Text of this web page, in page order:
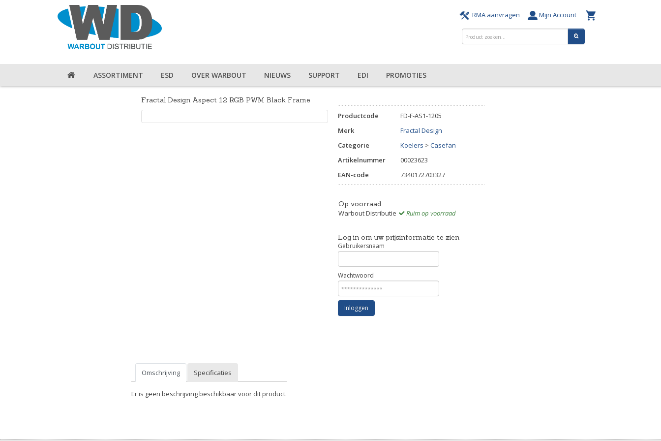
RMA aanvragen Mijn Account
ASSORTIMENT ESD OVER WARBOUT NIEUWS SUPPORT EDI PROMOTIES
Fractal Design Aspect 12 RGB PWM Black Frame
Productcode
FD-F-AS1-1205
Merk
Fractal Design
Categorie
Koelers > Casefan
Artikelnummer
00023623
EAN-code
7340172703327
Op voorraad
Warbout Distributie
Ruim op voorraad
Log in om uw prijsinformatie te zien
Gebruikersnaam
Wachtwoord
Inloggen
Omschrijving Specificaties
Er is geen beschrijving beschikbaar voor dit product.